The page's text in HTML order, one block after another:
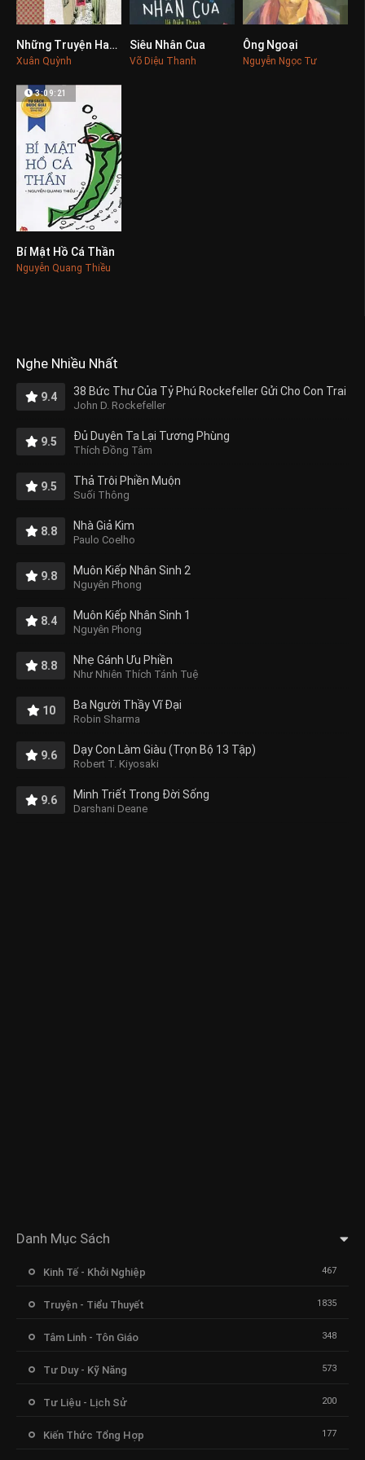
0Những Truyện Hay Viết Cho Thiếu Nhi
Xuân Quỳnh
Siêu Nhân Cua
Võ Diệu Thanh
Ông Ngoại
Nguyễn Ngọc Tư
0
3:09:21
Bí Mật Hồ Cá Thần
Nguyễn Quang Thiều
Nghe Nhiều Nhất
9.4 38 Bức Thư Của Tỷ Phú Rockefeller Gửi Cho Con Trai
John D. Rockefeller
9.5 Đủ Duyên Ta Lại Tương Phùng
Thích Đồng Tâm
9.5 Thả Trôi Phiền Muộn
Suối Thông
8.8 Nhà Giả Kim
Paulo Coelho
9.8 Muôn Kiếp Nhân Sinh 2
Nguyên Phong
8.4 Muôn Kiếp Nhân Sinh 1
Nguyên Phong
8.8 Nhẹ Gánh Ưu Phiền
Như Nhiên Thích Tánh Tuệ
10 Ba Người Thầy Vĩ Đại
Robin Sharma
9.6 Dạy Con Làm Giàu (Trọn Bộ 13 Tập)
Robert T. Kiyosaki
9.6 Minh Triết Trong Đời Sống
Darshani Deane
Danh Mục Sách
Kinh Tế - Khởi Nghiệp 467
Truyện - Tiểu Thuyết 1835
Tâm Linh - Tôn Giáo 348
Tư Duy - Kỹ Năng 573
Tư Liệu - Lịch Sử 200
Kiến Thức Tổng Hợp 177